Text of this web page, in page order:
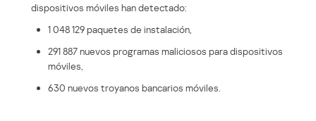
dispositivos móviles han detectado:
1 048 129 paquetes de instalación,
291 887 nuevos programas maliciosos para dispositivos
móviles,
630 nuevos troyanos bancarios móviles.